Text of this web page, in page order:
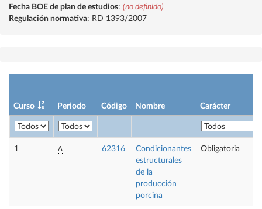
Fecha BOE de plan de estudios: (no definido)
Regulación normativa: RD 1393/2007
Curso Periodo Código Nombre Carácter
1 A 62316
Condicionantes
estructurales
de la
producción
porcina
Obligatoria